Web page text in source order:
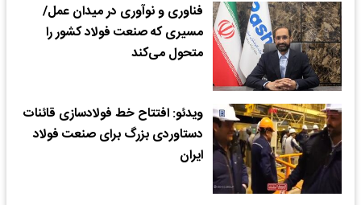
فناوری و نوآوری در میدان عمل/
مسیری که صنعت فولاد کشور را
متحول می‌کند
ویدئو: ​افتتاح خط فولادسازی قائنات
دستاوردی بزرگ برای صنعت فولاد
ایران